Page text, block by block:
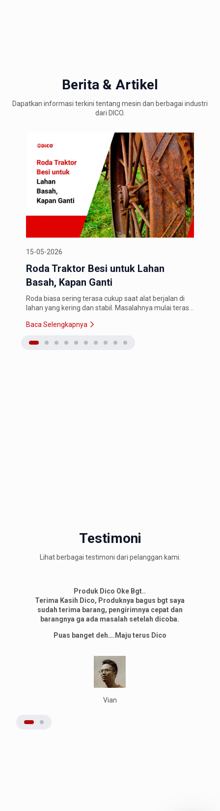
Berita & Artikel
Dapatkan informasi terkini tentang mesin dan berbagai industri
dari DICO.
15-05-2026
Roda Traktor Besi untuk Lahan
Basah, Kapan Ganti
Roda biasa sering terasa cukup saat alat berjalan di
lahan yang kering dan stabil. Masalahnya mulai terasa
alat susah maju, dan…
Baca Selengkapnya
Testimoni
Lihat berbagai testimoni dari pelanggan kami.
Produk Dico Oke Bgt..
Terima Kasih Dico, Produknya bagus bgt saya
sudah terima barang, pengirimnya cepat dan
barangnya ga ada masalah setelah dicoba.
Puas banget deh….Maju terus Dico
Vian